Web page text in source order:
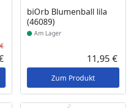
Rabatt in Prozent
Ursprünglicher Preis
Aktueller Preis
biOrb Blumenball lila
(46089)
Produkt am Lager
Am Lager
11,95 €
Zum Produkt